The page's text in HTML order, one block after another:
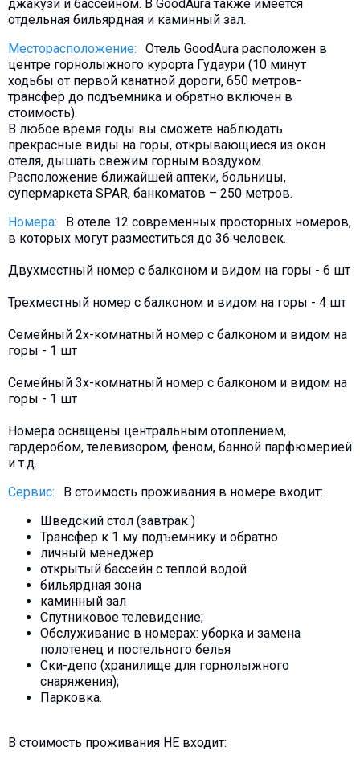
джакузи и бассейном. В GoodAura также имеется
отдельная бильярдная и каминный зал.
Месторасположение:
Отель GoodAura расположен в
центре горнолыжного курорта Гудаури (10 минут
ходьбы от первой канатной дороги, 650 метров-
трансфер до подъемника и обратно включен в
стоимость).
В любое время годы вы сможете наблюдать
прекрасные виды на горы, открывающиеся из окон
отеля, дышать свежим горным воздухом.
Расположение ближайшей аптеки, больницы,
супермаркета SPAR, банкоматов – 250 метров.
Номера:
В отеле 12 современных просторных номеров,
в которых могут разместиться до 36 человек.
Двухместный номер с балконом и видом на горы - 6 шт
Трехместный номер с балконом и видом на горы - 4 шт
Семейный 2х-комнатный номер с балконом и видом на
горы - 1 шт
Семейный 3х-комнатный номер с балконом и видом на
горы - 1 шт
Номера оснащены центральным отоплением,
гардеробом, телевизором, феном, банной парфюмерией
и т.д.
Сервис:
В стоимость проживания в номере входит:
Шведский стол (завтрак )
Трансфер к 1 му подъемнику и обратно
личный менеджер
открытый бассейн с теплой водой
бильярдная зона
каминный зал
Спутниковое телевидение;
Обслуживание в номерах: уборка и замена
полотенец и постельного белья
Ски-депо (хранилище для горнолыжного
снаряжения);
Парковка.
В стоимость проживания НЕ входит:
О Грузии
Что пить?
Деньги
Мобильная связь
Галерея
Отчеты
Безопасность